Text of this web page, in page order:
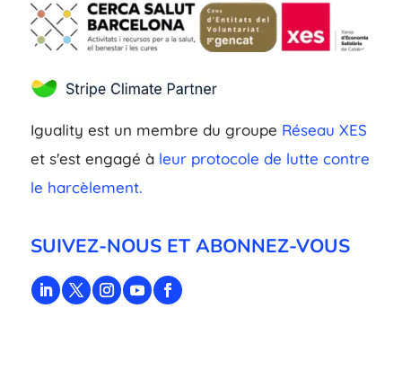
Iguality est un membre du groupe Réseau XES
et s'est engagé à leur protocole de lutte contre
le harcèlement.
SUIVEZ-NOUS ET ABONNEZ-VOUS